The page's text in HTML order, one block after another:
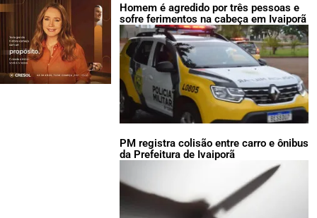
Homem é agredido por três pessoas e
sofre ferimentos na cabeça em Ivaiporã
PM registra colisão entre carro e ônibus
da Prefeitura de Ivaiporã